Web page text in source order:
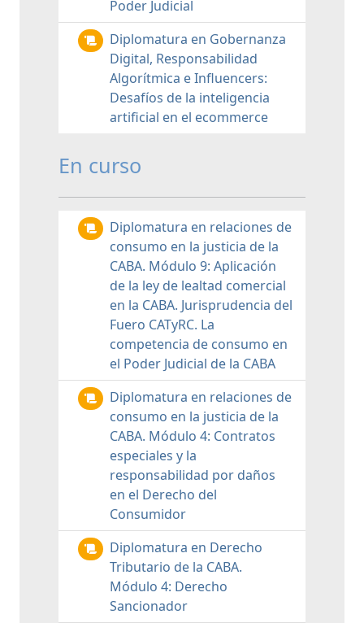
Poder Judicial
Diplomatura en Gobernanza
Digital, Responsabilidad
Algorítmica e Influencers:
Desafíos de la inteligencia
artificial en el ecommerce
En curso
Diplomatura en relaciones de
consumo en la justicia de la
CABA. Módulo 9: Aplicación
de la ley de lealtad comercial
en la CABA. Jurisprudencia del
Fuero CATyRC. La
competencia de consumo en
el Poder Judicial de la CABA
Diplomatura en relaciones de
consumo en la justicia de la
CABA. Módulo 4: Contratos
especiales y la
responsabilidad por daños
en el Derecho del
Consumidor
Diplomatura en Derecho
Tributario de la CABA.
Módulo 4: Derecho
Sancionador